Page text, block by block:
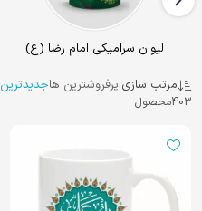
لیوان سرامیکی امام رضا (ع)
مرتب سازی:پرفروشترین هاجدیدترین
403محصول